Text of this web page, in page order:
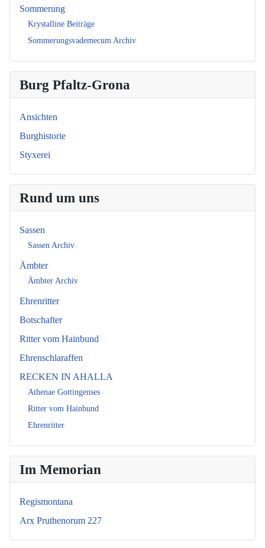
Sommerung
Krystalline Beiträge
Sommerungsvademecum Archiv
Burg Pfaltz-Grona
Ansichten
Burghistorie
Styxerei
Rund um uns
Sassen
Sassen Archiv
Ämbter
Ämbter Archiv
Ehrenritter
Botschafter
Ritter vom Hainbund
Ehrenschlaraffen
RECKEN IN AHALLA
Athenae Gottingenses
Ritter vom Hainbund
Ehrenritter
Im Memorian
Regismontana
Arx Pruthenorum 227